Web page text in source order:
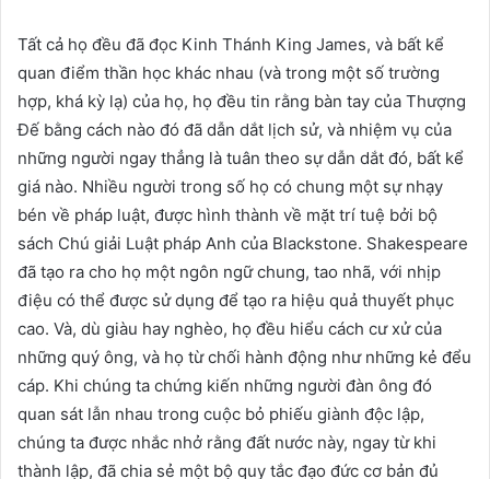
Tất cả họ đều đã đọc Kinh Thánh King James, và bất kể
quan điểm thần học khác nhau (và trong một số trường
hợp, khá kỳ lạ) của họ, họ đều tin rằng bàn tay của Thượng
Đế bằng cách nào đó đã dẫn dắt lịch sử, và nhiệm vụ của
những người ngay thẳng là tuân theo sự dẫn dắt đó, bất kể
giá nào. Nhiều người trong số họ có chung một sự nhạy
bén về pháp luật, được hình thành về mặt trí tuệ bởi bộ
sách Chú giải Luật pháp Anh của Blackstone. Shakespeare
đã tạo ra cho họ một ngôn ngữ chung, tao nhã, với nhịp
điệu có thể được sử dụng để tạo ra hiệu quả thuyết phục
cao. Và, dù giàu hay nghèo, họ đều hiểu cách cư xử của
những quý ông, và họ từ chối hành động như những kẻ đểu
cáp. Khi chúng ta chứng kiến những người đàn ông đó
quan sát lẫn nhau trong cuộc bỏ phiếu giành độc lập,
chúng ta được nhắc nhở rằng đất nước này, ngay từ khi
thành lập, đã chia sẻ một bộ quy tắc đạo đức cơ bản đủ